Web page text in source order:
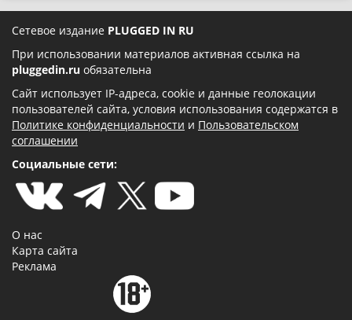
Сетевое издание PLUGGED IN RU
При использовании материалов активная ссылка на
pluggedin.ru обязательна
Сайт использует IP-адреса, cookie и данные геолокации
пользователей сайта, условия использования содержатся в
Политике конфиденциальности и Пользовательском
соглашении
Социальные сети:
О нас
Карта сайта
Реклама